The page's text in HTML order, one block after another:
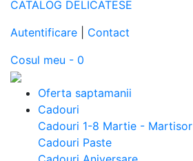
CATALOG DELICATESE
Autentificare
Contact
Cosul meu - 0
Oferta saptamanii
Cadouri
Cadouri 1-8 Martie - Martisor
Cadouri Paste